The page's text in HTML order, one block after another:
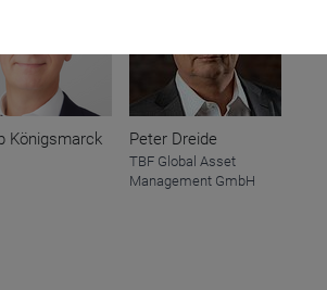
Königsmarck Peter Dreide
TBF Global Asset
Management GmbH
CPref